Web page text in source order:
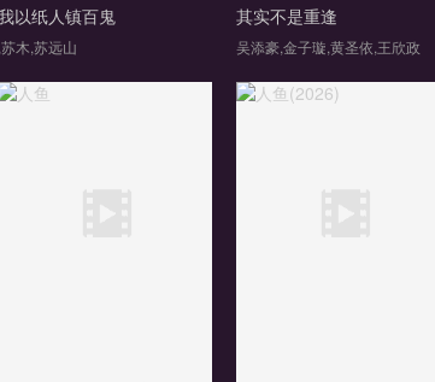
以纸人镇百鬼
,苏木,苏远山
其实不是重逢
吴添豪,金子璇,黄圣依,王欣政